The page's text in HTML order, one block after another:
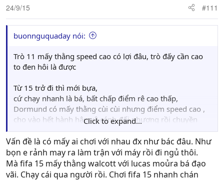
24/9/15 #111
buonnguquaday nói:
Trò 11 mấy thằng speed cao có lợi đâu, trò đấy cần cao
to đen hôi là được
Từ 15 trở đi thì mới bựa,
cứ chạy nhanh là bá, bất chấp điểm rê cao thấp,
Dormund có mấy thằng cùi cùi nhưng điểm speed cao ,
cho vào hết hành hậu vệ cánh đối phương rồi chuyền
vào
Click to expand...
Vấn đề là có mấy ai chơi với nhau đx như bác đâu. Như
bọn e rảnh may ra làm trận với máy rồi đi ngủ thôi.
Mà fifa 15 mấy thằng walcott với lucas moủra bá đạo
vãi. Chạy cái qua người rồi. Chơi fifa 15 nhanh chán